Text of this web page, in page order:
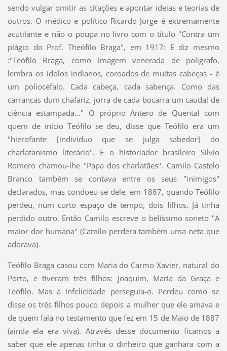
sendo vulgar omitir as citações e apontar ideias e teorias de
outros. O médico e político Ricardo Jorge é extremamente
acutilante e não o poupa no livro com o título "Contra um
plágio do Prof. Theófilo Braga", em 1917: E diz mesmo
:"Teófilo Braga, como imagem venerada de polígrafo,
lembra os ídolos indianos, coroados de muitas cabeças - é
um poliocéfalo. Cada cabeça, cada sabença. Como das
carrancas dum chafariz, jorra de cada bocarra um caudal de
ciência estampada..." O próprio Antero de Quental com
quem de início Teófilo se deu, disse que Teófilo era um
"hierofante [indivíduo que se julga sabedor] do
charlatanismo literário". E o historiador brasileiro Sílvio
Romero chamou-lhe "Papa dos charlatães". Camilo Castelo
Branco também se contava entre os seus "inimigos"
declarados, mas condoeu-se dele, em 1887, quando Teófilo
perdeu, num curto espaço de tempo, dois filhos. Já tinha
perdido outro. Então Camilo escreve o belíssimo soneto "A
maior dor humana" (Camilo perdera também uma neta que
adorava).
Teófilo Braga casou com Maria do Carmo Xavier, natural do
Porto, e tiveram três filhos: Joaquim, Maria da Graça e
Teófilo. Mas a infelicidade perseguia-o. Perdeu como se
disse os três filhos pouco depois a mulher que ele amava e
de quem fala no testamento que fez em 15 de Maio de 1887
(ainda ela era viva). Através desse documento ficamos a
saber que ele apenas tinha o dinheiro que ganhara com a